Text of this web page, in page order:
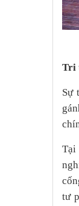
Tri
Sự
Tại
tư